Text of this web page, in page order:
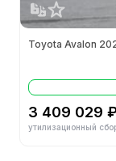
Объём (л)
Обороты
Макс.
Макс.
Toyota Avalon
3 409 029
утилизационный